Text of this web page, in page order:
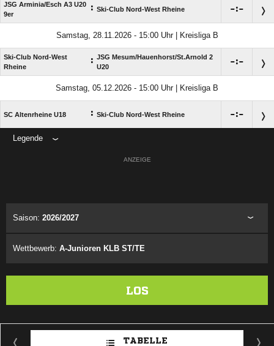
JSG Arminia/​Esch A3 U20
9er
: Ski-Club Nord-West Rheine :
Samstag, 28.11.2026 - 15:00 Uhr | Kreisliga B
Ski-Club Nord-West
Rheine
: JSG Mesum/​Hauenhorst/​St.Arnold 2
U20
:
Samstag, 05.12.2026 - 15:00 Uhr | Kreisliga B
SC Altenrheine U18 : Ski-Club Nord-West Rheine :
Legende
ANZEIGE
Saison: 2026/2027
Wettbewerb: A-Junioren KLB ST/TE
LOS
TABELLE